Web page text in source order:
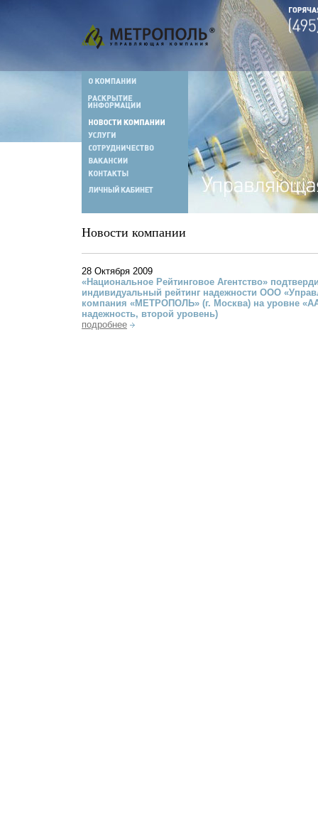
Новости компании
28 Октября 2009
«Национальное Рейтинговое Агентство»
индивидуальный рейтинг надежности ООО
компания «МЕТРОПОЛЬ» (г. Москва) на уровне
надежность, второй уровень)
подробнее